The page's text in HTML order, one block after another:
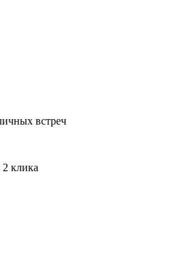
встреч
2 клика